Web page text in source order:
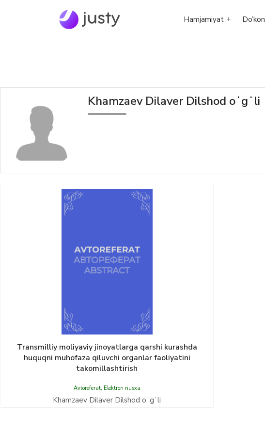
Hamjamiyat Do’kon
Khamzaev Dilaver Dilshod oʻgʻli
Transmilliy moliyaviy jinoyatlarga qarshi kurashda
huquqni muhofaza qiluvchi organlar faoliyatini
takomillashtirish
Avtoreferat, Elektron nusxa
Khamzaev Dilaver Dilshod oʻgʻli